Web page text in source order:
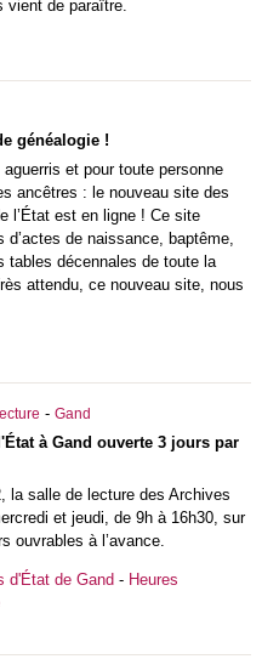
vient de paraître.
généalogie !
et pour toute personne
ancêtres : le nouveau site des
l’État est en ligne ! Ce site
de naissance, baptême,
tables décennales de toute la
attendu, ce nouveau site, nous
- Gand
à Gand ouverte 3 jours par
la salle de lecture des Archives
et jeudi, de 9h à 16h30, sur
ouvrables à l’avance.
d'État de Gand - Heures